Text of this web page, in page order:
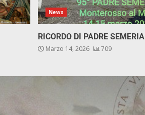
News
RICORDO DI PADRE SEMERIA
Marzo 14, 2026 709